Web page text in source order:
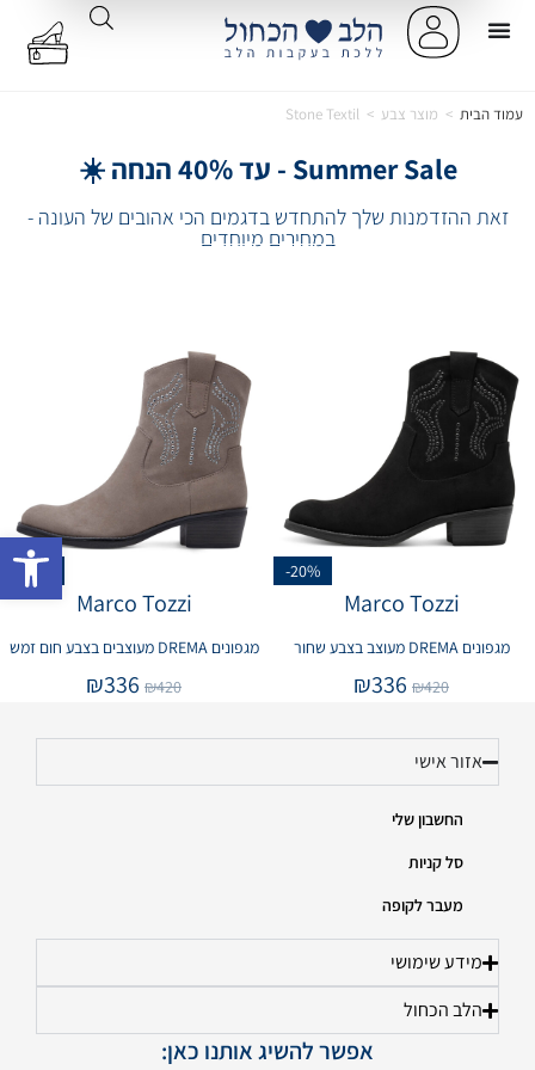
עמוד הבית > מוצר צבע >
Stone Textil
Summer Sale - עד 40% הנחה ☀️
זאת ההזדמנות שלך להתחדש בדגמים הכי אהובים של העונה -
במחירים מיוחדים
-20%
Marco Tozzi
מגפונים DREMA מעוצב בצבע שחור
₪420
₪336
-20%
Marco Tozzi
מגפונים DREMA מעוצבים בצבע חום זמש
₪420
₪336
אזור אישי
החשבון שלי
סל קניות
מעבר לקופה
מידע שימושי
הלב הכחול
אפשר להשיג אותנו כאן: